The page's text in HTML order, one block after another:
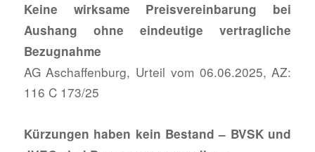
Keine wirksame Preisvereinbarung bei
Aushang ohne eindeutige vertragliche
Bezugnahme
AG Aschaffenburg, Urteil vom 06.06.2025, AZ:
116 C 173/25
Kürzungen haben kein Bestand – BVSK und